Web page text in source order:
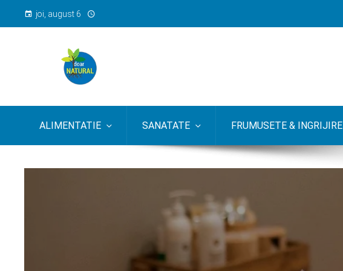
joi, august 6
ALIMENTATIE SANATATE FRUMUSETE & INGRIJIRE